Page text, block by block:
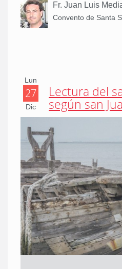
Fr. Juan Luis
Convento de Santa
Lun
27
Dic
Lectura del
según san